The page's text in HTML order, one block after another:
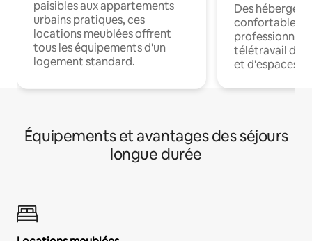
paisibles aux appartements
urbains pratiques, ces
locations meublées offrent
tous les équipements d'un
logement standard.
Des
confortables
professionnels
télétravail
et d'espaces
Équipements et avantages des séjours
longue durée